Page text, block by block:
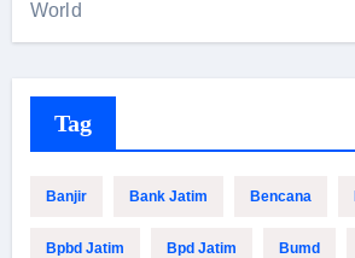
World
Tag
Banjir Bank Jatim Bencana
Bpbd Jatim Bpd Jatim Bumd